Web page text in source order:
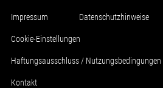
Impressum Datenschutzhinweise
Cookie-Einstellungen
Haftungsausschluss / Nutzungsbedingungen
Kontakt